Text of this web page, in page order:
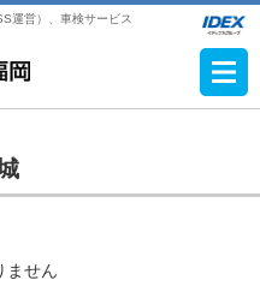
運営）、車検サービス
ません